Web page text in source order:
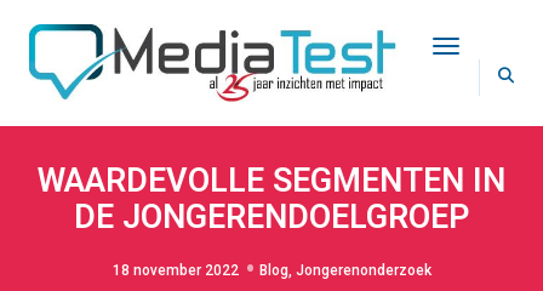
Toggle
WAARDEVOLLE SEGMENTEN IN
DE JONGERENDOELGROEP
18 november 2022 Blog, Jongerenonderzoek